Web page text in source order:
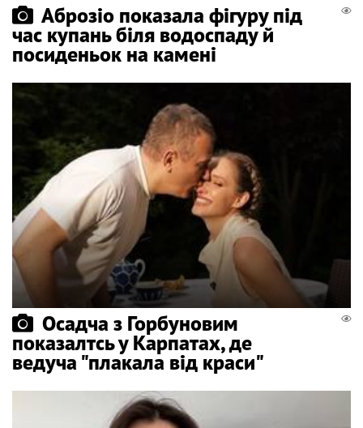
Аброзіо показала фігуру під
час купань біля водоспаду й
посиденьок на камені
Осадча з Горбуновим
показалтсь у Карпатах, де
ведуча "плакала від краси"